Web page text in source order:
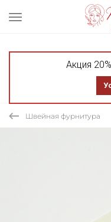
Акция
Швейная фурнитура